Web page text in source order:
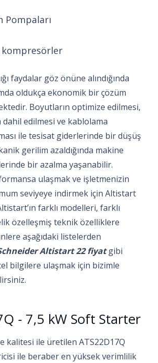
Pompaları
kompresörler
faydalar göz önüne alındığında
oldukça ekonomik bir çözüm
Boyutların optimize edilmesi,
edilmesi ve kablolama
ile tesisat giderlerinde bir düşüş
gerilim azaldığında makine
bir azalma yaşanabilir.
ulaşmak ve işletmenizin
seviyeye indirmek için Altistart
farklı modelleri, farklı
özelleşmiş teknik özelliklere
aşağıdaki listelerden
Altistart 22 fiyatgibi
bilgilere ulaşmak için bizimle
- 7,5 kW Soft Starter
kalitesi ile üretilen ATS22D17Q
ile beraber en yüksek verimlilik